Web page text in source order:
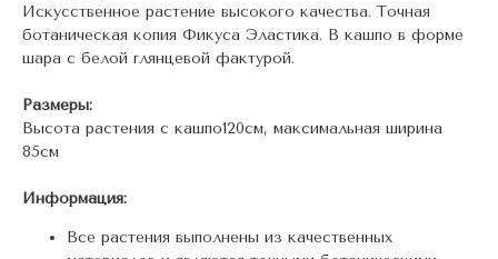
Искусственное растение высокого качества. Точная
ботаническая копия Фикуса Эластика. В кашпо в форме
шара с белой глянцевой фактурой.
Размеры:
Высота растения с кашпо120см, максимальная ширина
85см
Информация:
Все растения выполнены из качественных